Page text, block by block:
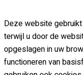
Deze website
terwijl u door de
opgeslagen in uw
functioneren van